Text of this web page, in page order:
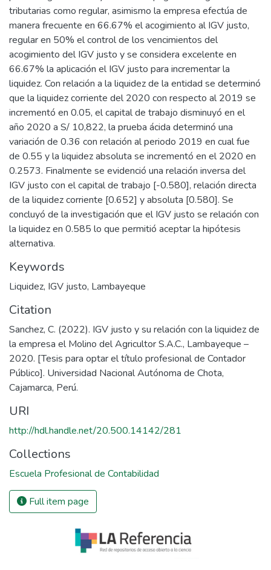
tributarias como regular, asimismo la empresa efectúa de
manera frecuente en 66.67% el acogimiento al IGV justo,
regular en 50% el control de los vencimientos del
acogimiento del IGV justo y se considera excelente en
66.67% la aplicación el IGV justo para incrementar la
liquidez. Con relación a la liquidez de la entidad se determinó
que la liquidez corriente del 2020 con respecto al 2019 se
incrementó en 0.05, el capital de trabajo disminuyó en el
año 2020 a S/ 10,822, la prueba ácida determinó una
variación de 0.36 con relación al periodo 2019 en cual fue
de 0.55 y la liquidez absoluta se incrementó en el 2020 en
0.2573. Finalmente se evidenció una relación inversa del
IGV justo con el capital de trabajo [-0.580], relación directa
de la liquidez corriente [0.652] y absoluta [0.580]. Se
concluyó de la investigación que el IGV justo se relación con
la liquidez en 0.585 lo que permitió aceptar la hipótesis
alternativa.
Keywords
Liquidez, IGV justo, Lambayeque
Citation
Sanchez, C. (2022). IGV justo y su relación con la liquidez de
la empresa el Molino del Agricultor S.A.C., Lambayeque –
2020. [Tesis para optar el título profesional de Contador
Público]. Universidad Nacional Autónoma de Chota,
Cajamarca, Perú.
URI
http://hdl.handle.net/20.500.14142/281
Collections
Escuela Profesional de Contabilidad
Full item page